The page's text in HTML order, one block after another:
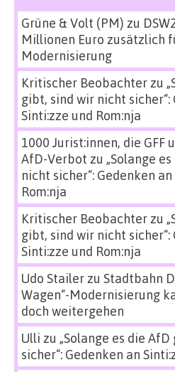
Grüne & Volt (PM) zu
Millionen Euro zusätzlich
Modernisierung
Kritischer Beobachterzu
gibt, sind wir nicht sicher“:
Sinti:zze und Rom:nja
1000 Jurist:innen, die GFF
AfD-Verbot zu „Solange
nicht sicher“: Gedenken
Rom:nja
Kritischer Beobachterzu
gibt, sind wir nicht sicher“:
Sinti:zze und Rom:nja
Udo Stailerzu Stadtbahn
Wagen“-Modernisierung
doch weitergehen
Ulli zu „Solange es die
sicher“: Gedenken an